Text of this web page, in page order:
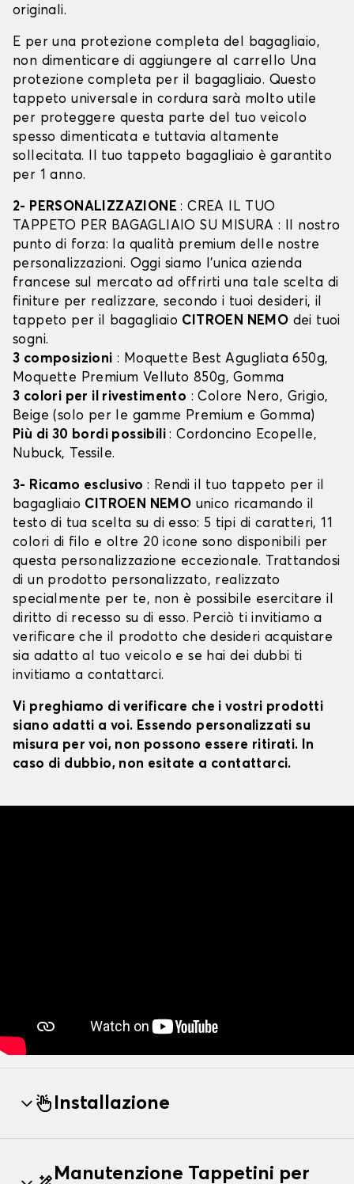
originali.
E per una protezione completa del bagagliaio,
non dimenticare di aggiungere al carrello Una
protezione completa per il bagagliaio. Questo
tappeto universale in cordura sarà molto utile
per proteggere questa parte del tuo veicolo
spesso dimenticata e tuttavia altamente
sollecitata. Il tuo tappeto bagagliaio è garantito
per 1 anno.
2- PERSONALIZZAZIONE: CREA IL TUO
TAPPETO PER BAGAGLIAIO SU MISURA : Il nostro
punto di forza: la qualità premium delle nostre
personalizzazioni. Oggi siamo l’unica azienda
francese sul mercato ad offrirti una tale scelta di
finiture per realizzare, secondo i tuoi desideri, il
tappeto per il bagagliaio CITROEN NEMO dei tuoi
sogni.
3 composizioni : Moquette Best Agugliata 650g,
Moquette Premium Velluto 850g, Gomma
3 colori per il rivestimento : Colore Nero, Grigio,
Beige (solo per le gamme Premium e Gomma)
Più di 30 bordi possibili: Cordoncino Ecopelle,
Nubuck, Tessile.
3- Ricamo esclusivo : Rendi il tuo tappeto per il
bagagliaio CITROEN NEMO unico ricamando il
testo di tua scelta su di esso: 5 tipi di caratteri, 11
colori di filo e oltre 20 icone sono disponibili per
questa personalizzazione eccezionale. Trattandosi
di un prodotto personalizzato, realizzato
specialmente per te, non è possibile esercitare il
diritto di recesso su di esso. Perciò ti invitiamo a
verificare che il prodotto che desideri acquistare
sia adatto al tuo veicolo e se hai dei dubbi ti
invitiamo a contattarci.
Vi preghiamo di verificare che i vostri prodotti
siano adatti a voi. Essendo personalizzati su
misura per voi, non possono essere ritirati. In
caso di dubbio, non esitate a contattarci.
Installazione
Manutenzione Tappetini per